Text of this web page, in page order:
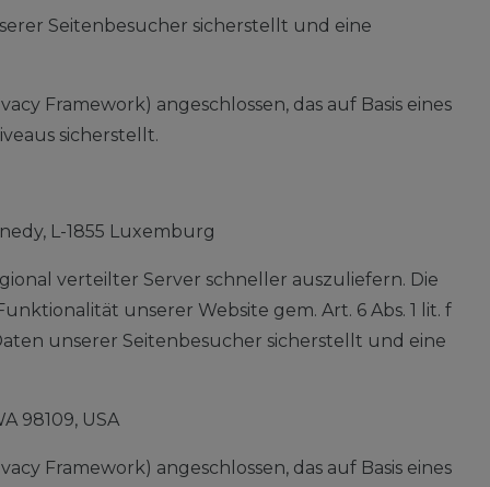
Seitenbesucher sicherstellt und eine
Framework) angeschlossen, das auf Basis eines
sicherstellt.
L-1855 Luxemburg
verteilter Server schneller auszuliefern. Die
unserer Website gem. Art. 6 Abs. 1 lit. f
unserer Seitenbesucher sicherstellt und eine
98109, USA
Framework) angeschlossen, das auf Basis eines